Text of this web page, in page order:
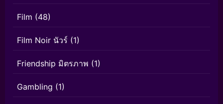
Film (48)
Film Noir นัวร์ (1)
Friendship มิตรภาพ (1)
Gambling (1)